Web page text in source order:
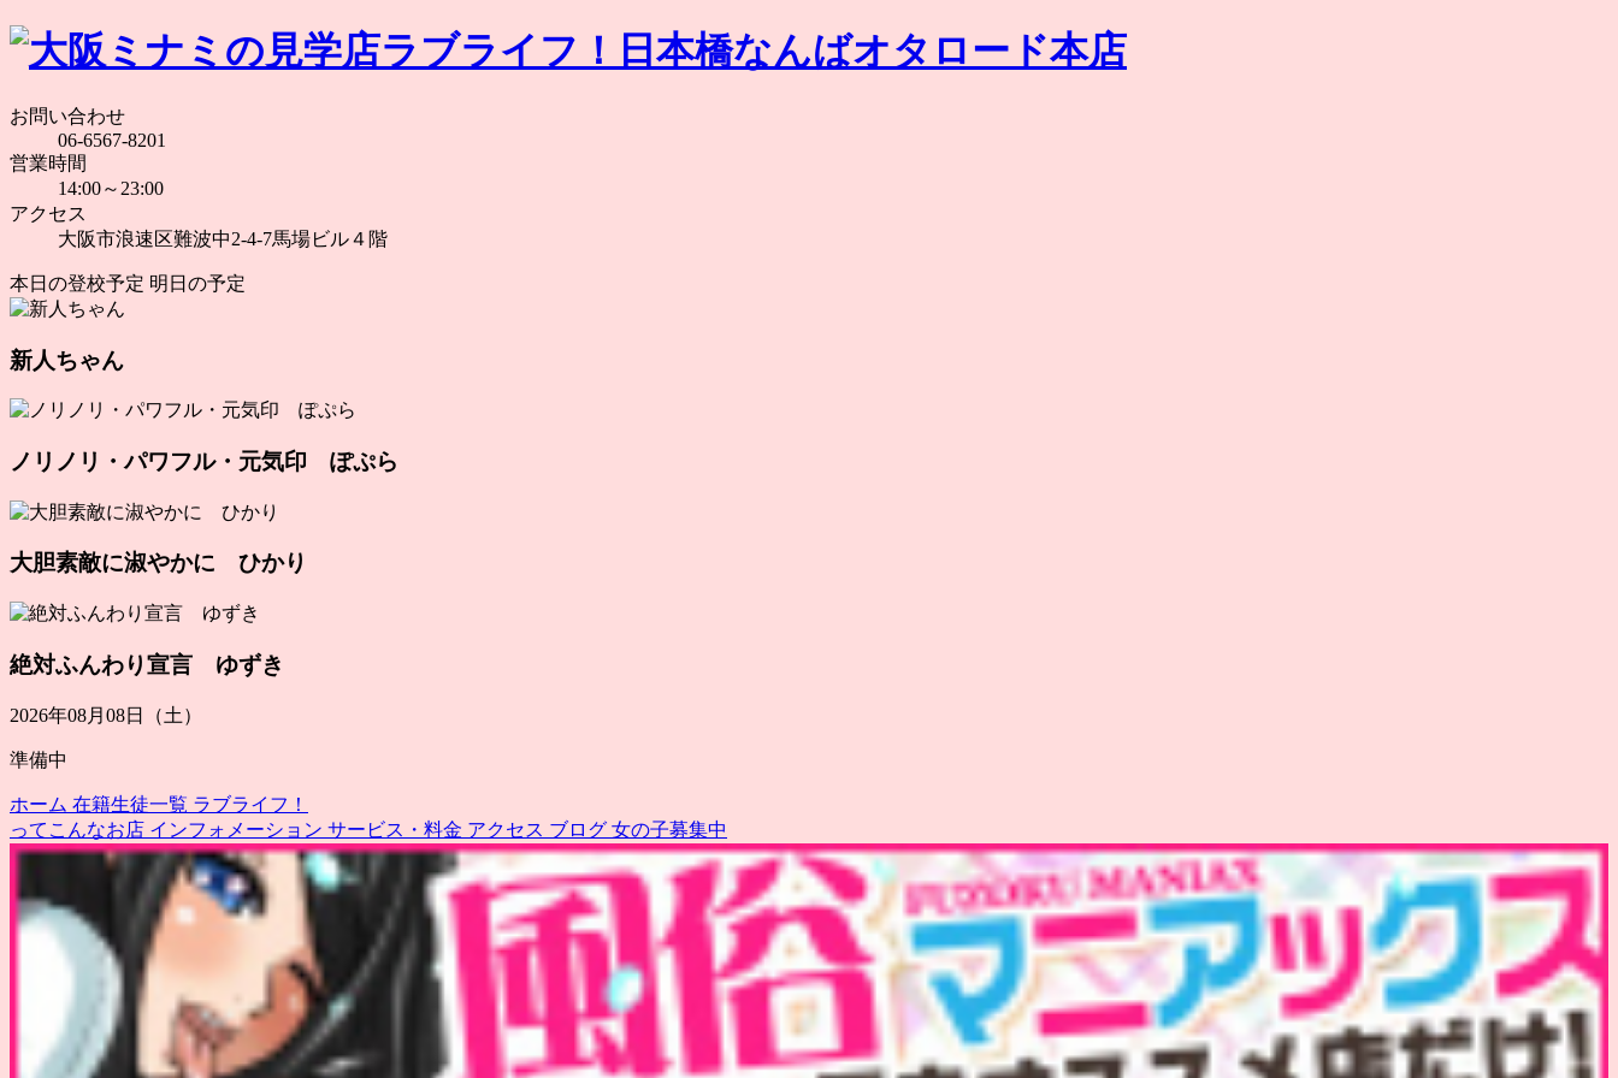
お問い合わせ
06-6567-8201
営業時間
14:00～23:00
アクセス
大阪市浪速区難波中2-4-7馬場ビル４階
本日の登校予定 明日の予定
新人ちゃん
ノリノリ・パワフル・元気印 ぽぷら
大胆素敵に淑やかに ひかり
絶対ふんわり宣言 ゆずき
2026年08月08日（土）
準備中
ホーム 在籍生徒一覧 ラブライフ！
ってこんなお店 インフォメーション サービス・料金 アクセス ブログ 女の子募集中